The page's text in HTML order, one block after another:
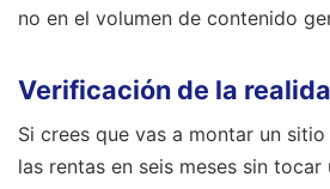
no en el volumen de contenido
Verificación de la
Si crees que vas a montar un
las rentas en seis meses sin